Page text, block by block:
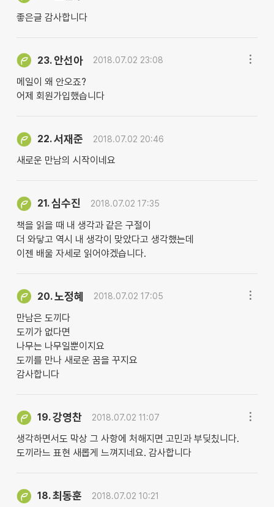
좋은글 감사합니다
23.안선아 2018.07.02 23:08
메일이 왜 안오죠?
어제 회원가입했습니다
22.서재준 2018.07.02 20:46
새로운 만남의 시작이네요
21.심수진 2018.07.02 17:35
책을 읽을 때 내 생각과 같은 구절이
더 와닿고 역시 내 생각이 맞았다고 생각했는데
이젠 배울 자세로 읽어야겠습니다.
20.노정혜 2018.07.02 17:05
만남은 도끼다
도끼가 없다면
나무는 나무일뿐이지요
도끼를 만나 새로운 꿈을 꾸지요
감사합니다
19.강영찬 2018.07.02 11:07
생각하면서도 막상 그 사항에 처해지면 고민과 부딪칬니다.
도끼라느 표현 새롭게 느껴지네요. 감사합니다
18.최동훈 2018.07.02 10:21